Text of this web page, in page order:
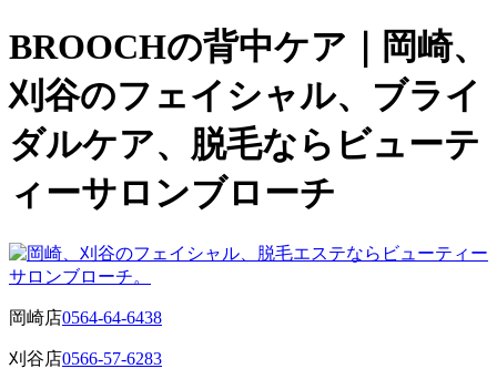
BROOCHの背中ケア｜岡崎、
刈谷のフェイシャル、ブライ
ダルケア、脱毛ならビューテ
ィーサロンブローチ
岡崎店0564-64-6438
刈谷店0566-57-6283